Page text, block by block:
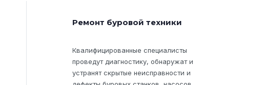
Ремонт буровой техники
Квалифицированные специалисты
проведут диагностику, обнаружат и
устранят скрытые неисправности и